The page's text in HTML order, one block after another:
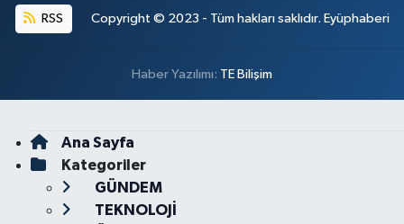
RSS Copyright © 2023 - Tüm hakları saklıdır. Eyüphaberi
Haber Yazılımı: TE Bilişim
Ana Sayfa
Kategoriler
GÜNDEM
TEKNOLOJİ